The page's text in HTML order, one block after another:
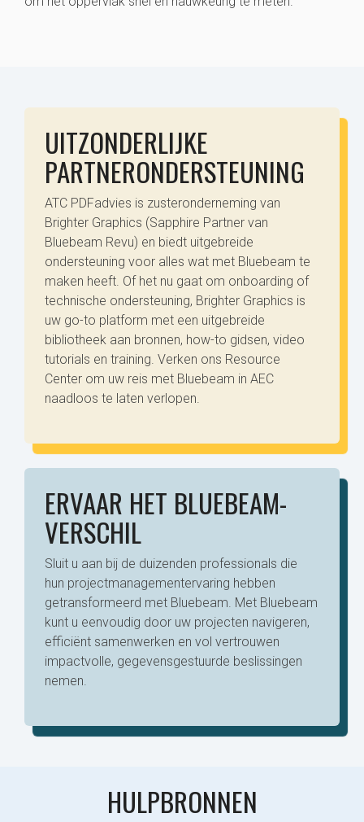
UITZONDERLIJKE
PARTNERONDERSTEUNING
ATC PDFadvies is zusteronderneming van
Brighter Graphics (Sapphire Partner van
Bluebeam Revu) en biedt uitgebreide
ondersteuning voor alles wat met Bluebeam te
maken heeft. Of het nu gaat om onboarding of
technische ondersteuning, Brighter Graphics is
uw go-to platform met een uitgebreide
bibliotheek aan bronnen, how-to gidsen, video
tutorials en training. Verken ons Resource
Center om uw reis met Bluebeam in AEC
naadloos te laten verlopen.
ERVAAR HET BLUEBEAM-
VERSCHIL
Sluit u aan bij de duizenden professionals die
hun projectmanagementervaring hebben
getransformeerd met Bluebeam. Met Bluebeam
kunt u eenvoudig door uw projecten navigeren,
efficiënt samenwerken en vol vertrouwen
impactvolle, gegevensgestuurde beslissingen
nemen.
HULPBRONNEN